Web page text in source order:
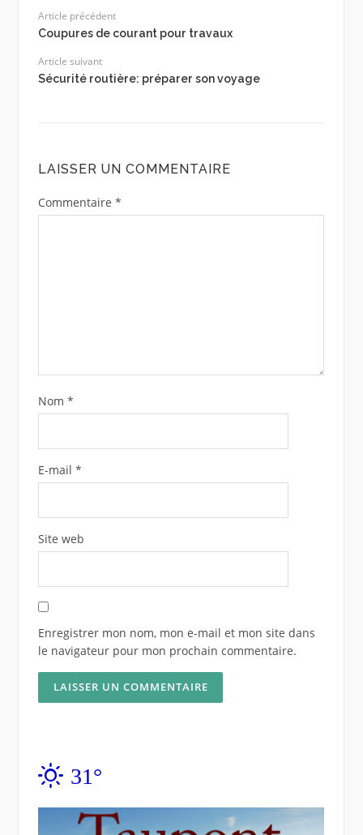
Article précédent
Coupures de courant pour travaux
Article suivant
Sécurité routière: préparer son voyage
LAISSER UN COMMENTAIRE
Commentaire *
Nom *
E-mail *
Site web
Enregistrer mon nom, mon e-mail et mon site dans
le navigateur pour mon prochain commentaire.
31°